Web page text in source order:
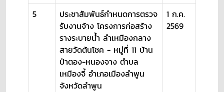
5
ประชาสัมพันธ์กำหนดการตรวจ
รับงานจ้าง โครงการก่อสร้าง
รางระบายน้ำ ลำเหมืองกลาง
สายวัดต้นโชค - หมู่ที่ 11 บ้าน
ป่าตอง-หนองจาง ตำบล
เหมืองจี้ อำเภอเมืองลำพูน
จังหวัดลำพูน
1 ก.ค.
2569